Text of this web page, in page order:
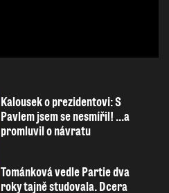
Kalousek o prezidentovi: S
Pavlem jsem se nesmířil! ...a
promluvil o návratu
Tománková vedle Partie dva
roky tajně studovala. Dcera